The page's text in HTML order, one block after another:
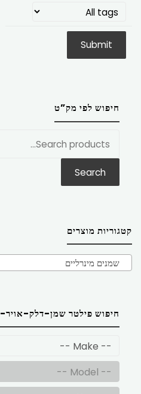
חיפוש לפי מק”ט
Search
קטגוריות מוצרים
שמנים מינרליים
חיפוש פילטר שמן-דלק-אויר-